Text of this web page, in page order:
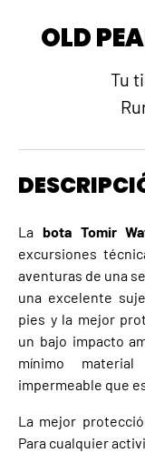
OLD
Tu
La bota Tomir
excursiones
aventuras de una
una excelente
pies y la mejor
un bajo impacto
mínimo
impermeable que
La mejor
Para cualquier